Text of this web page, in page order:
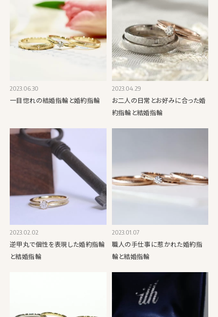
2023.06.30
一目惚れの結婚指輪と婚約指輪
2023.04.29
お二人の日常とお好みに合った婚
約指輪と結婚指輪
2023.02.02
逆甲丸で個性を表現した婚約指輪
と結婚指輪
2023.01.07
職人の手仕事に惹かれた婚約指
輪と結婚指輪